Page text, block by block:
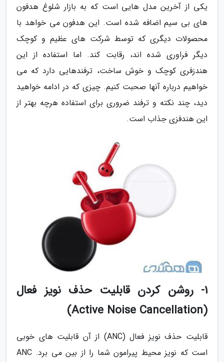
یکی از آخرین مدل هایی است که به بازار شلوغ هدفون
های بی سیم اضافه شده است. این هدفون می خواهد با
محصولات دیگری که توسط شرکت های عظیم و کوچک
دیگر فراوری شده اند، رقابت کند. اما استفاده از این
هندزفری کوچک و خوش ساخت، ترفندهایی دارد که می
خواهیم درباره آنها صحبت کنیم. چیزی که در ادامه خواهید
دید، چند نکته و ترفند ضروری برای استفاده هرچه بهتر از
این هندفزی جذاب است.
1- روشن کردن قابلیت حذف نویز فعال
(Active Noise Cancellation)
قابلیت حذف نویز فعال (ANC) از آن قابلیت های خوبی
است که نویز محیط پیرامون شما را از بین می برد. ANC